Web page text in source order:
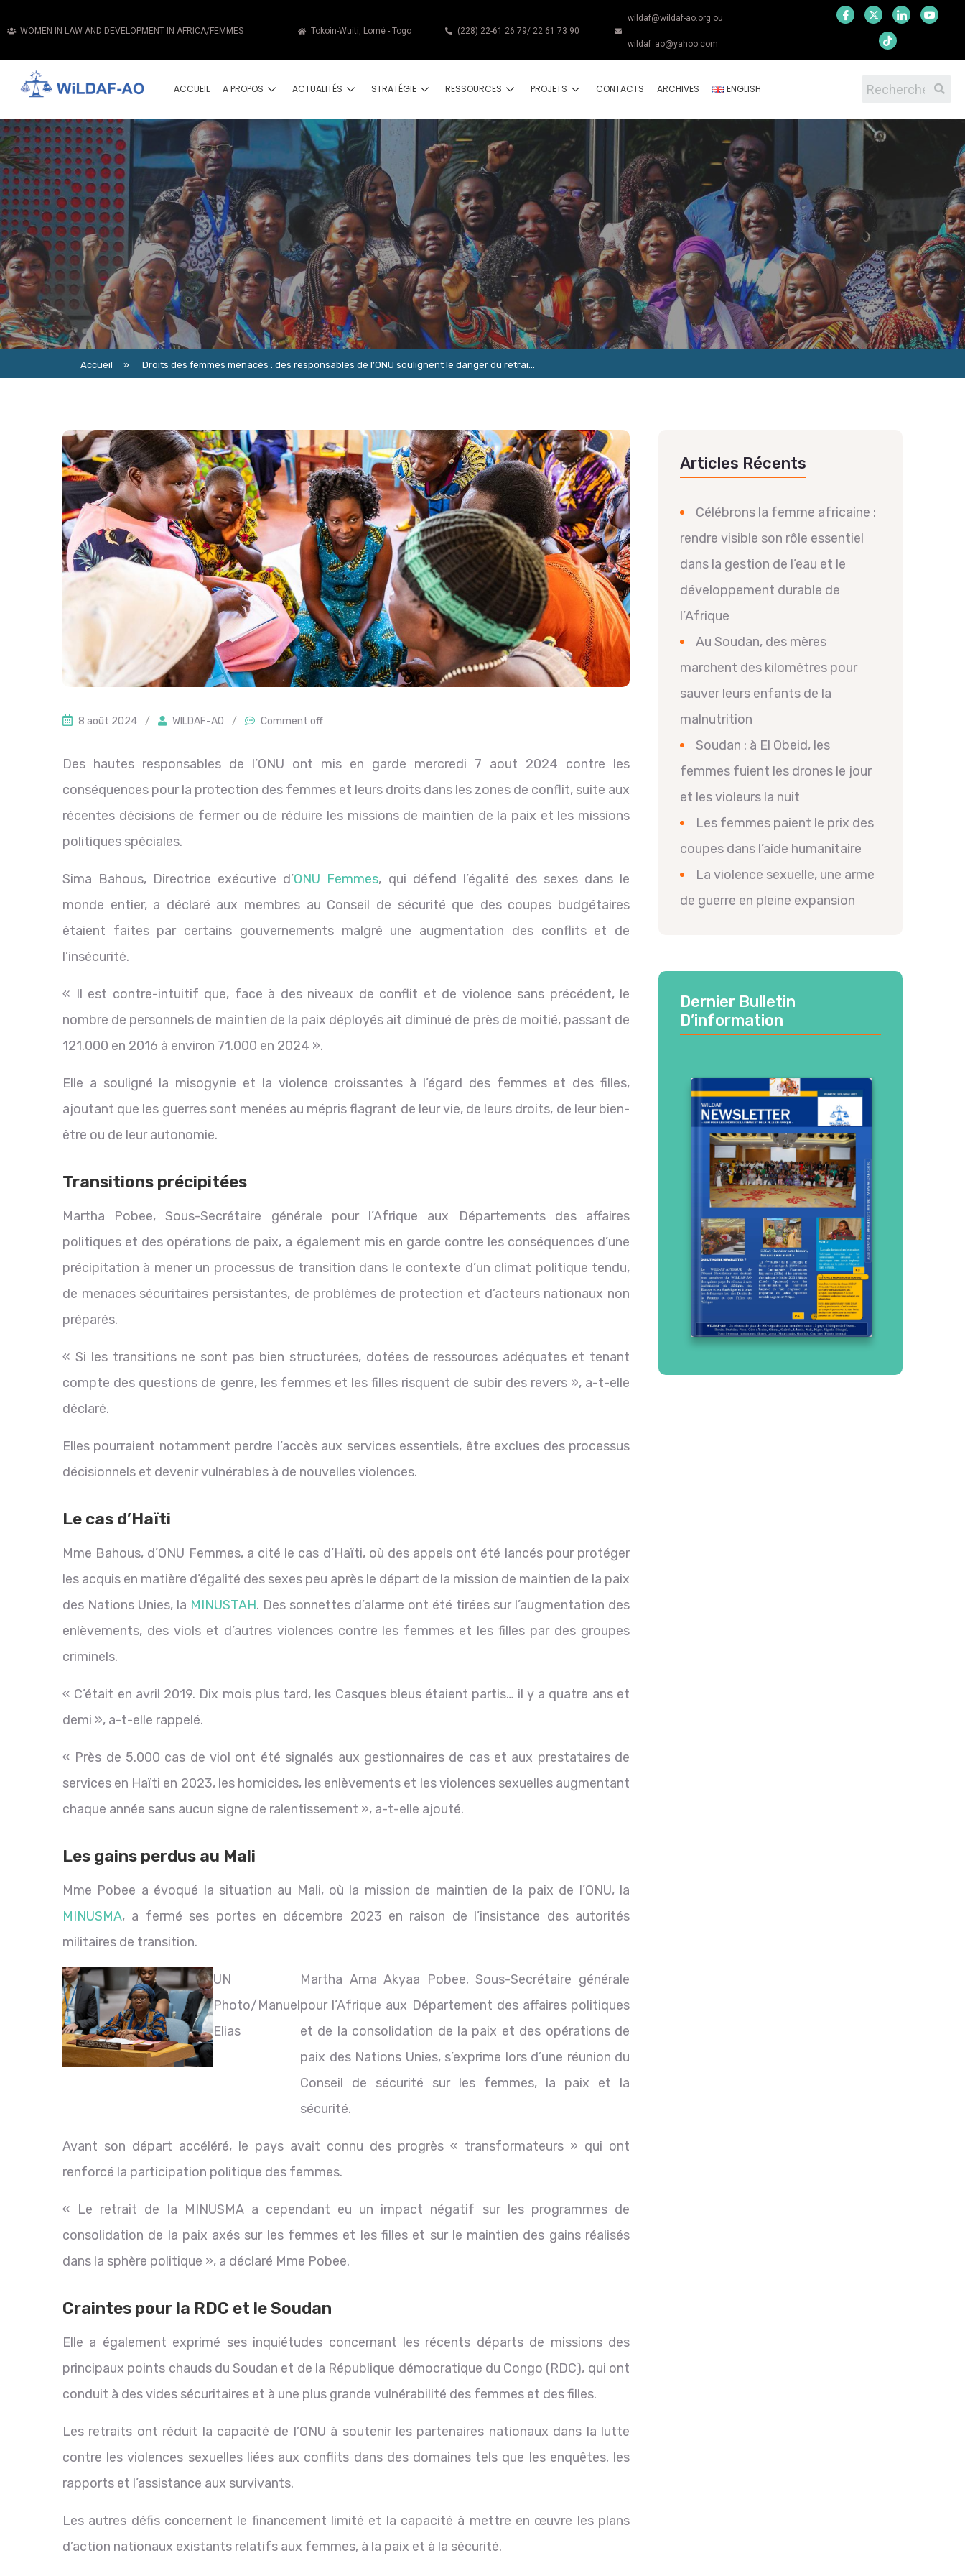
WOMEN IN LAW AND DEVELOPMENT IN AFRICA/FEMMES Tokoin-Wuiti, Lomé - Togo (228) 22-61 26 79/ 22 61 73 90
wildaf@wildaf-ao.org ou
wildaf_ao@yahoo.com
ACCUEIL A PROPOS ACTUALITÉS STRATÉGIE RESSOURCES PROJETS CONTACTS ARCHIVES ENGLISH
Accueil » Droits des femmes menacés : des responsables de l’ONU soulignent le danger du retrai...
8 août 2024 / WILDAF-AO / Comment off
Des hautes responsables de l’ONU ont mis en garde mercredi 7 aout 2024 contre les
conséquences pour la protection des femmes et leurs droits dans les zones de conflit, suite aux
récentes décisions de fermer ou de réduire les missions de maintien de la paix et les missions
politiques spéciales.
Sima Bahous, Directrice exécutive d’ONU Femmes, qui défend l’égalité des sexes dans le
monde entier, a déclaré aux membres au Conseil de sécurité que des coupes budgétaires
étaient faites par certains gouvernements malgré une augmentation des conflits et de
l’insécurité.
« Il est contre-intuitif que, face à des niveaux de conflit et de violence sans précédent, le
nombre de personnels de maintien de la paix déployés ait diminué de près de moitié, passant de
121.000 en 2016 à environ 71.000 en 2024 ».
Elle a souligné la misogynie et la violence croissantes à l’égard des femmes et des filles,
ajoutant que les guerres sont menées au mépris flagrant de leur vie, de leurs droits, de leur bien-
être ou de leur autonomie.
Transitions précipitées
Martha Pobee, Sous-Secrétaire générale pour l’Afrique aux Départements des affaires
politiques et des opérations de paix, a également mis en garde contre les conséquences d’une
précipitation à mener un processus de transition dans le contexte d’un climat politique tendu,
de menaces sécuritaires persistantes, de problèmes de protection et d’acteurs nationaux non
préparés.
« Si les transitions ne sont pas bien structurées, dotées de ressources adéquates et tenant
compte des questions de genre, les femmes et les filles risquent de subir des revers », a-t-elle
déclaré.
Elles pourraient notamment perdre l’accès aux services essentiels, être exclues des processus
décisionnels et devenir vulnérables à de nouvelles violences.
Le cas d’Haïti
Mme Bahous, d’ONU Femmes, a cité le cas d’Haïti, où des appels ont été lancés pour protéger
les acquis en matière d’égalité des sexes peu après le départ de la mission de maintien de la paix
des Nations Unies, la MINUSTAH. Des sonnettes d’alarme ont été tirées sur l’augmentation des
enlèvements, des viols et d’autres violences contre les femmes et les filles par des groupes
criminels.
« C’était en avril 2019. Dix mois plus tard, les Casques bleus étaient partis… il y a quatre ans et
demi », a-t-elle rappelé.
« Près de 5.000 cas de viol ont été signalés aux gestionnaires de cas et aux prestataires de
services en Haïti en 2023, les homicides, les enlèvements et les violences sexuelles augmentant
chaque année sans aucun signe de ralentissement », a-t-elle ajouté.
Les gains perdus au Mali
Mme Pobee a évoqué la situation au Mali, où la mission de maintien de la paix de l’ONU, la
MINUSMA, a fermé ses portes en décembre 2023 en raison de l’insistance des autorités
militaires de transition.
UN
Photo/Manuel
Elias
Martha Ama Akyaa Pobee, Sous-Secrétaire générale
pour l’Afrique aux Département des affaires politiques
et de la consolidation de la paix et des opérations de
paix des Nations Unies, s’exprime lors d’une réunion du
Conseil de sécurité sur les femmes, la paix et la
sécurité.
Avant son départ accéléré, le pays avait connu des progrès « transformateurs » qui ont
renforcé la participation politique des femmes.
« Le retrait de la MINUSMA a cependant eu un impact négatif sur les programmes de
consolidation de la paix axés sur les femmes et les filles et sur le maintien des gains réalisés
dans la sphère politique », a déclaré Mme Pobee.
Craintes pour la RDC et le Soudan
Elle a également exprimé ses inquiétudes concernant les récents départs de missions des
principaux points chauds du Soudan et de la République démocratique du Congo (RDC), qui ont
conduit à des vides sécuritaires et à une plus grande vulnérabilité des femmes et des filles.
Les retraits ont réduit la capacité de l’ONU à soutenir les partenaires nationaux dans la lutte
contre les violences sexuelles liées aux conflits dans des domaines tels que les enquêtes, les
rapports et l’assistance aux survivants.
Les autres défis concernent le financement limité et la capacité à mettre en œuvre les plans
d’action nationaux existants relatifs aux femmes, à la paix et à la sécurité.
Articles Récents
Célébrons la femme africaine :
rendre visible son rôle essentiel
dans la gestion de l’eau et le
développement durable de
l’Afrique
Au Soudan, des mères
marchent des kilomètres pour
sauver leurs enfants de la
malnutrition
Soudan : à El Obeid, les
femmes fuient les drones le jour
et les violeurs la nuit
Les femmes paient le prix des
coupes dans l’aide humanitaire
La violence sexuelle, une arme
de guerre en pleine expansion
Dernier Bulletin
D’information